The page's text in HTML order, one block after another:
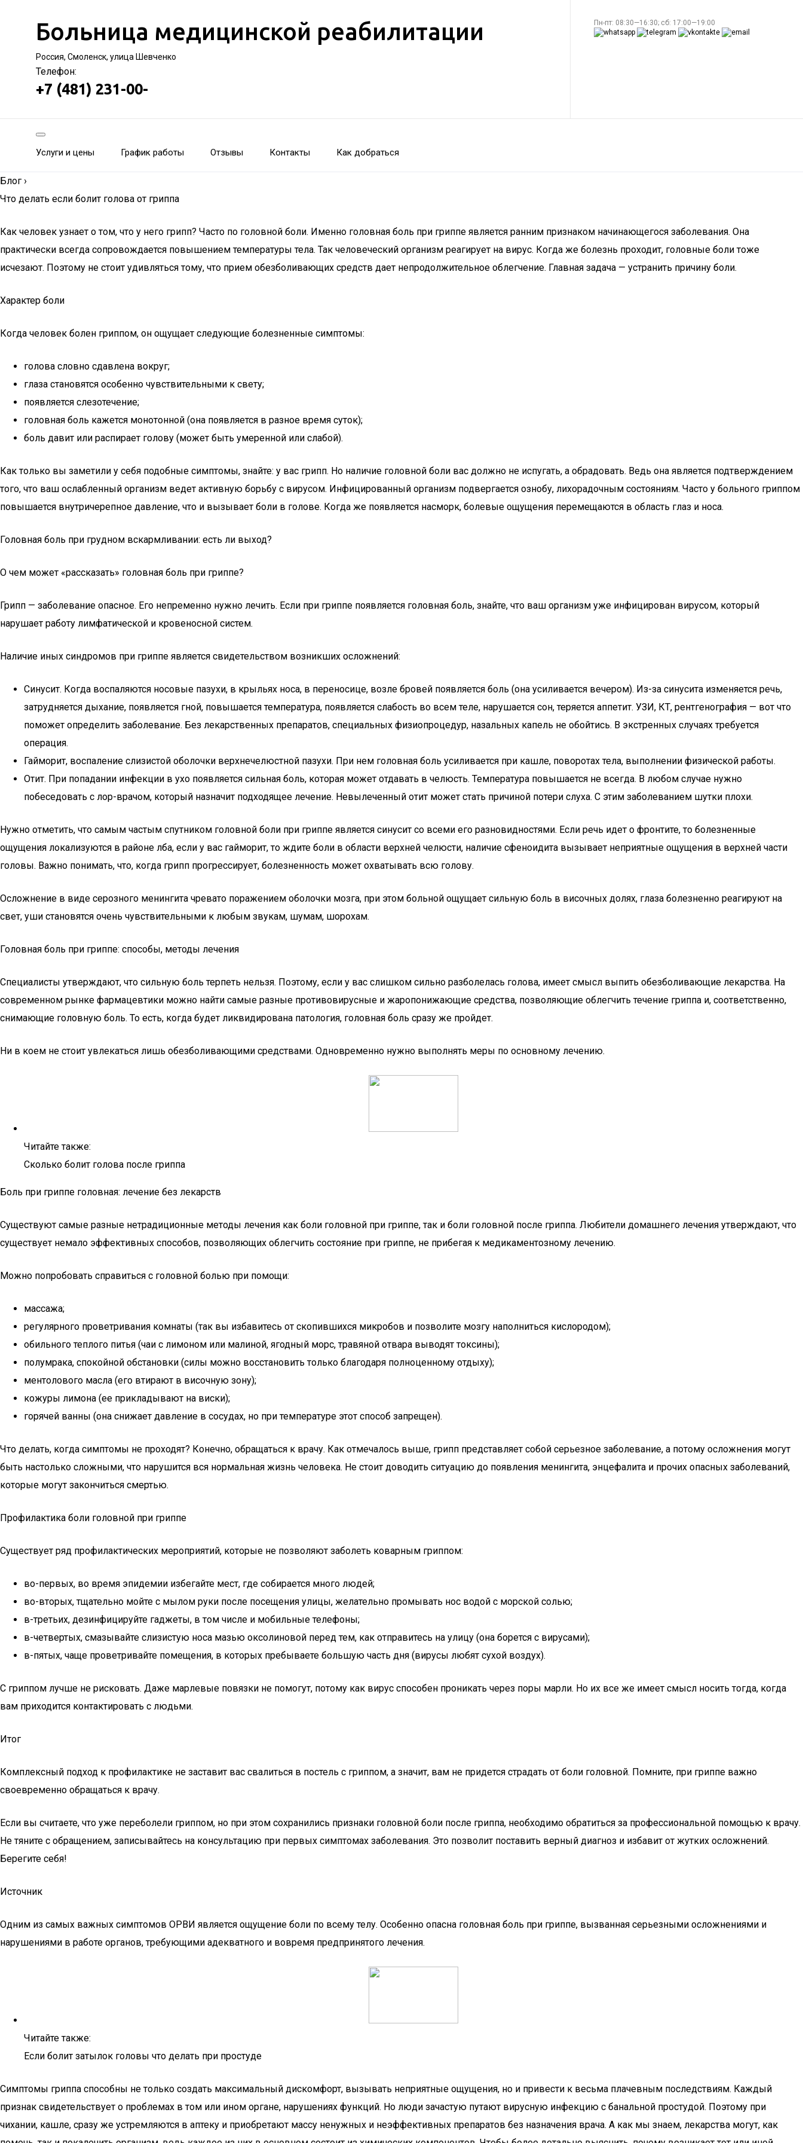
Больница медицинской реабилитации
Россия, Смоленск, улица Шевченко
Телефон:
+7 (481) 231-00-
Пн-пт: 08:30—16:30; сб: 17:00—19:00
Услуги и цены График работы Отзывы Контакты Как добраться
Блог ›
Что делать если болит голова от гриппа
Как человек узнает о том, что у него грипп? Часто по головной боли. Именно головная боль при гриппе является ранним признаком начинающегося заболевания. Она
практически всегда сопровождается повышением температуры тела. Так человеческий организм реагирует на вирус. Когда же болезнь проходит, головные боли тоже
исчезают. Поэтому не стоит удивляться тому, что прием обезболивающих средств дает непродолжительное облегчение. Главная задача — устранить причину боли.
Характер боли
Когда человек болен гриппом, он ощущает следующие болезненные симптомы:
голова словно сдавлена вокруг;
глаза становятся особенно чувствительными к свету;
появляется слезотечение;
головная боль кажется монотонной (она появляется в разное время суток);
боль давит или распирает голову (может быть умеренной или слабой).
Как только вы заметили у себя подобные симптомы, знайте: у вас грипп. Но наличие головной боли вас должно не испугать, а обрадовать. Ведь она является подтверждением
того, что ваш ослабленный организм ведет активную борьбу с вирусом. Инфицированный организм подвергается ознобу, лихорадочным состояниям. Часто у больного гриппом
повышается внутричерепное давление, что и вызывает боли в голове. Когда же появляется насморк, болевые ощущения перемещаются в область глаз и носа.
Головная боль при грудном вскармливании: есть ли выход?
О чем может «рассказать» головная боль при гриппе?
Грипп — заболевание опасное. Его непременно нужно лечить. Если при гриппе появляется головная боль, знайте, что ваш организм уже инфицирован вирусом, который
нарушает работу лимфатической и кровеносной систем.
Наличие иных синдромов при гриппе является свидетельством возникших осложнений:
Синусит. Когда воспаляются носовые пазухи, в крыльях носа, в переносице, возле бровей появляется боль (она усиливается вечером). Из-за синусита изменяется речь,
затрудняется дыхание, появляется гной, повышается температура, появляется слабость во всем теле, нарушается сон, теряется аппетит. УЗИ, КТ, рентгенография — вот что
поможет определить заболевание. Без лекарственных препаратов, специальных физиопроцедур, назальных капель не обойтись. В экстренных случаях требуется
операция.
Гайморит, воспаление слизистой оболочки верхнечелюстной пазухи. При нем головная боль усиливается при кашле, поворотах тела, выполнении физической работы.
Отит. При попадании инфекции в ухо появляется сильная боль, которая может отдавать в челюсть. Температура повышается не всегда. В любом случае нужно
побеседовать с лор-врачом, который назначит подходящее лечение. Невылеченный отит может стать причиной потери слуха. С этим заболеванием шутки плохи.
Нужно отметить, что самым частым спутником головной боли при гриппе является синусит со всеми его разновидностями. Если речь идет о фронтите, то болезненные
ощущения локализуются в районе лба, если у вас гайморит, то ждите боли в области верхней челюсти, наличие сфеноидита вызывает неприятные ощущения в верхней части
головы. Важно понимать, что, когда грипп прогрессирует, болезненность может охватывать всю голову.
Осложнение в виде серозного менингита чревато поражением оболочки мозга, при этом больной ощущает сильную боль в височных долях, глаза болезненно реагируют на
свет, уши становятся очень чувствительными к любым звукам, шумам, шорохам.
Головная боль при гриппе: способы, методы лечения
Специалисты утверждают, что сильную боль терпеть нельзя. Поэтому, если у вас слишком сильно разболелась голова, имеет смысл выпить обезболивающие лекарства. На
современном рынке фармацевтики можно найти самые разные противовирусные и жаропонижающие средства, позволяющие облегчить течение гриппа и, соответственно,
снимающие головную боль. То есть, когда будет ликвидирована патология, головная боль сразу же пройдет.
Ни в коем не стоит увлекаться лишь обезболивающими средствами. Одновременно нужно выполнять меры по основному лечению.
Читайте также:
Сколько болит голова после гриппа
Боль при гриппе головная: лечение без лекарств
Существуют самые разные нетрадиционные методы лечения как боли головной при гриппе, так и боли головной после гриппа. Любители домашнего лечения утверждают, что
существует немало эффективных способов, позволяющих облегчить состояние при гриппе, не прибегая к медикаментозному лечению.
Можно попробовать справиться с головной болью при помощи:
массажа;
регулярного проветривания комнаты (так вы избавитесь от скопившихся микробов и позволите мозгу наполниться кислородом);
обильного теплого питья (чаи с лимоном или малиной, ягодный морс, травяной отвара выводят токсины);
полумрака, спокойной обстановки (силы можно восстановить только благодаря полноценному отдыху);
ментолового масла (его втирают в височную зону);
кожуры лимона (ее прикладывают на виски);
горячей ванны (она снижает давление в сосудах, но при температуре этот способ запрещен).
Что делать, когда симптомы не проходят? Конечно, обращаться к врачу. Как отмечалось выше, грипп представляет собой серьезное заболевание, а потому осложнения могут
быть настолько сложными, что нарушится вся нормальная жизнь человека. Не стоит доводить ситуацию до появления менингита, энцефалита и прочих опасных заболеваний,
которые могут закончиться смертью.
Профилактика боли головной при гриппе
Существует ряд профилактических мероприятий, которые не позволяют заболеть коварным гриппом:
во-первых, во время эпидемии избегайте мест, где собирается много людей;
во-вторых, тщательно мойте с мылом руки после посещения улицы, желательно промывать нос водой с морской солью;
в-третьих, дезинфицируйте гаджеты, в том числе и мобильные телефоны;
в-четвертых, смазывайте слизистую носа мазью оксолиновой перед тем, как отправитесь на улицу (она борется с вирусами);
в-пятых, чаще проветривайте помещения, в которых пребываете большую часть дня (вирусы любят сухой воздух).
С гриппом лучше не рисковать. Даже марлевые повязки не помогут, потому как вирус способен проникать через поры марли. Но их все же имеет смысл носить тогда, когда
вам приходится контактировать с людьми.
Итог
Комплексный подход к профилактике не заставит вас свалиться в постель с гриппом, а значит, вам не придется страдать от боли головной. Помните, при гриппе важно
своевременно обращаться к врачу.
Если вы считаете, что уже переболели гриппом, но при этом сохранились признаки головной боли после гриппа, необходимо обратиться за профессиональной помощью к врачу.
Не тяните с обращением, записывайтесь на консультацию при первых симптомах заболевания. Это позволит поставить верный диагноз и избавит от жутких осложнений.
Берегите себя!
Источник
Одним из самых важных симптомов ОРВИ является ощущение боли по всему телу. Особенно опасна головная боль при гриппе, вызванная серьезными осложнениями и
нарушениями в работе органов, требующими адекватного и вовремя предпринятого лечения.
Читайте также:
Если болит затылок головы что делать при простуде
Симптомы гриппа способны не только создать максимальный дискомфорт, вызывать неприятные ощущения, но и привести к весьма плачевным последствиям. Каждый
признак свидетельствует о проблемах в том или ином органе, нарушениях функций. Но люди зачастую путают вирусную инфекцию с банальной простудой. Поэтому при
чихании, кашле, сразу же устремляются в аптеку и приобретают массу ненужных и неэффективных препаратов без назначения врача. А как мы знаем, лекарства могут, как